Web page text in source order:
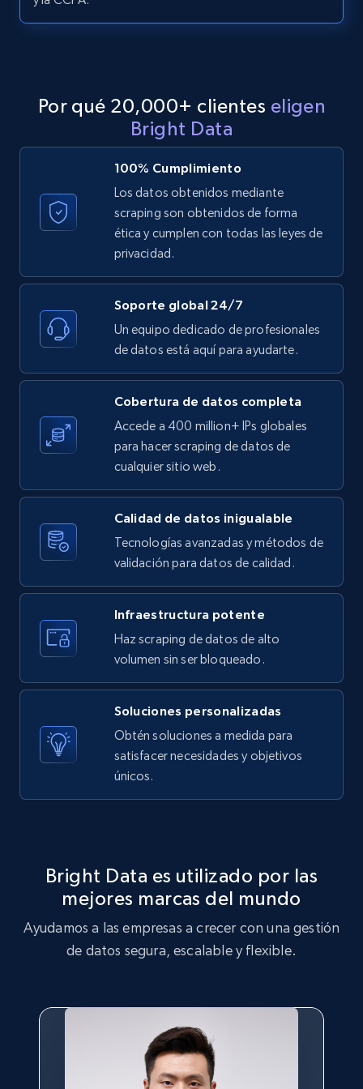
1.5K+ Prueba gratuita
LinkedIn posts - Discover new posts
company URL
URL, ID, User id, Use url, Title, Headline, Post
11.3K+ 1.5K+ Prueba gratuita
ID, User posted, Name, Description, Date
posted, Photos, URL, Quoted post, and more.
1.2K+
X (formerly Twitter) - Posts - Collecting
posted, Photos, URL, Quoted post, and more.
1.2K+ Prueba gratuita
X (formerly Twitter) - Posts - Getting x
posts by array of profiles
posted, Photos, URL, Quoted post, and more.
TikTok - Profiles
Account id, Nickname, Biography, Awg
and more.
962+ Prueba gratuita
Por qué 20,000+ clientes eligen
Bright Data
100% Cumplimiento
Los datos obtenidos mediante
scraping son obtenidos de forma
ética y cumplen con todas las leyes de
privacidad.
Soporte global 24/7
Un equipo dedicado de profesionales
de datos está aquí para ayudarte.
Cobertura de datos completa
Accede a 400 million+ IPs globales
para hacer scraping de datos de
cualquier sitio web.
Calidad de datos inigualable
Tecnologías avanzadas y métodos de
validación para datos de calidad.
Infraestructura potente
Haz scraping de datos de alto
volumen sin ser bloqueado.
Soluciones personalizadas
Obtén soluciones a medida para
satisfacer necesidades y objetivos
únicos.
Bright Data es utilizado por las
mejores marcas del mundo
Ayudamos a las empresas a crecer con una gestión
de datos segura, escalable y flexible.